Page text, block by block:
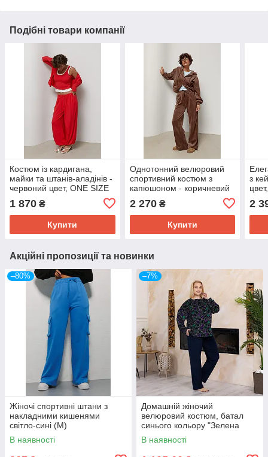
Подібні товари компанії
Костюм із кардигана,
майки та штанів-аладінів -
червоний цвет, ONE SIZE
1 870 ₴
Купити
Однотонний велюровий
спортивний костюм з
капюшоном - коричневий
2 270₴
Купити
з
2
Акційні пропозиції та новинки
–80%
Жіночі спортивні штани з
накладними кишенями
світло-сині (M)
В наявності
–7%
Домашній жіночий
велюровий костюм, батал
синього кольору "Зелена
пава"
В наявності